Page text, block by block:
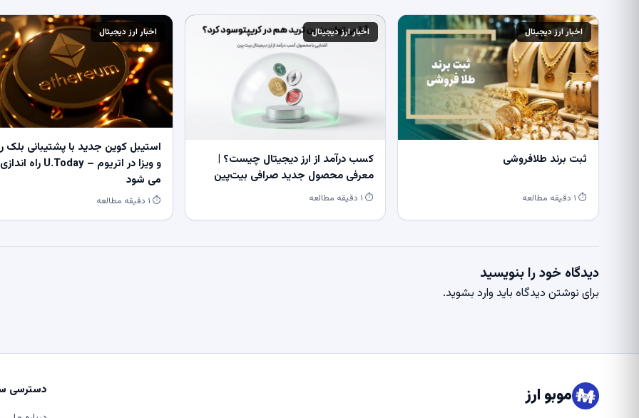
اخبار ارز دیجیتال
ثبت برند طلافروشی
⏱ ۱ دقیقه مطالعه
اخبار ارز دیجیتال
کسب درآمد از ارز دیجیتال چیست؟ |
معرفی محصول جدید صرافی بیت‌پین
⏱ ۱ دقیقه مطالعه
اخبار ارز دیجیتال
استیبل کوین جدید با پشتیبانی بلک
و ویزا در اتریوم – U.Today راه اندازی
می شود
⏱ ۱ دقیقه مطالعه
دیدگاه خود را بنویسید
برای نوشتن دیدگاه باید وارد بشوید.
موبو ارز دسترسی